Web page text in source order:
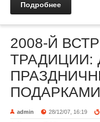
Подробнее
2008-Й
ТРАДИЦИИ:
ПОДАРКАМИ
admin 28/12/07, 16:19